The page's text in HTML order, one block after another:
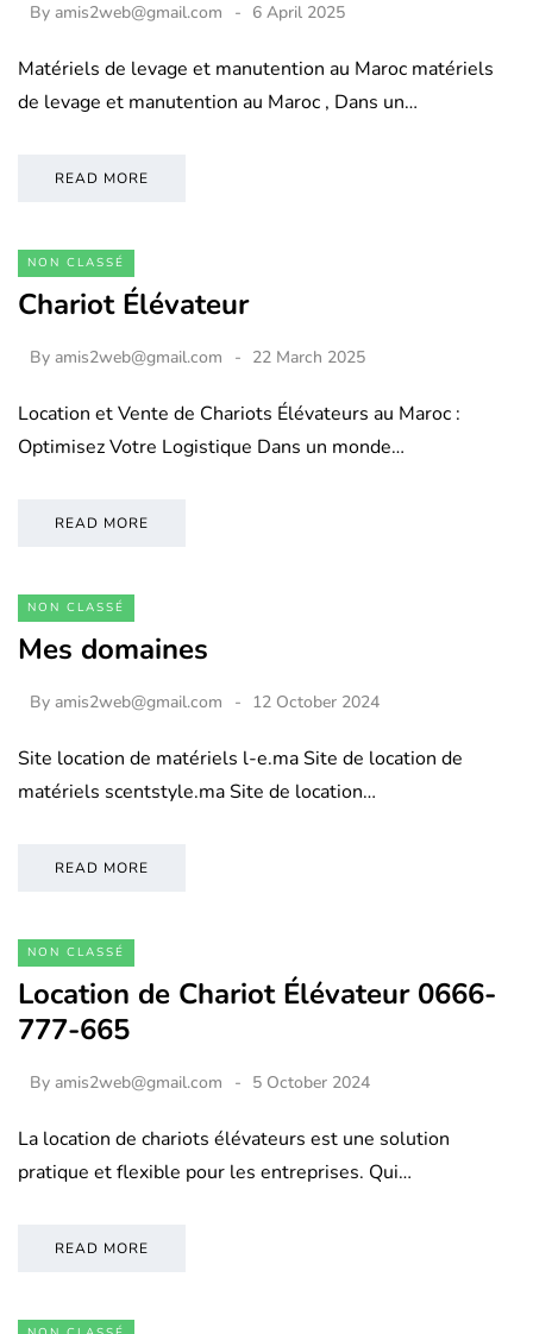
By amis2web@gmail.com 6 April 2025
Matériels de levage et manutention au Maroc matériels
de levage et manutention au Maroc , Dans un…
READ MORE
NON CLASSÉ
Chariot Élévateur
By amis2web@gmail.com 22 March 2025
Location et Vente de Chariots Élévateurs au Maroc :
Optimisez Votre Logistique Dans un monde…
READ MORE
NON CLASSÉ
Mes domaines
By amis2web@gmail.com 12 October 2024
Site location de matériels l-e.ma Site de location de
matériels scentstyle.ma Site de location…
READ MORE
NON CLASSÉ
Location de Chariot Élévateur 0666-
777-665
By amis2web@gmail.com 5 October 2024
La location de chariots élévateurs est une solution
pratique et flexible pour les entreprises. Qui…
READ MORE